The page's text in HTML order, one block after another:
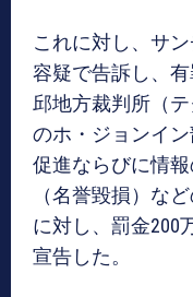
これに対し、サ
容疑で告訴し、
邱地方裁判所（
のホ・ジョンイ
促進ならびに情
（名誉毀損）な
に対し、罰金200
宣告した。